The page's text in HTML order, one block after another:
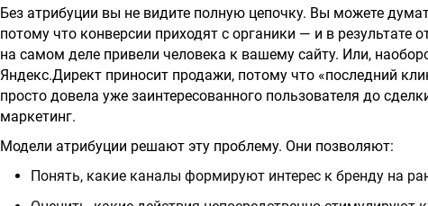
Без атрибуции вы не видите полную цепочку. Вы можете
потому что конверсии приходят с органики — и в результате
на самом деле привели человека к вашему сайту. Или,
Яндекс.Директ приносит продажи, потому что «последний
просто довела уже заинтересованного пользователя до
маркетинг.
Модели атрибуции решают эту проблему. Они позволяют:
Понять, какие каналы формируют интерес к бренду на